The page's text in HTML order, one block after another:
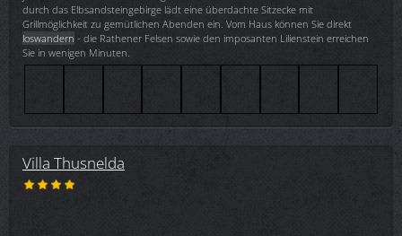
durch das Elbsandsteingebirge lädt eine überdachte Sitzecke mit
Grillmöglichkeit zu gemütlichen Abenden ein. Vom Haus können Sie direkt
loswandern - die Rathener Felsen sowie den imposanten Lilienstein erreichen
Sie in wenigen Minuten.
Villa Thusnelda